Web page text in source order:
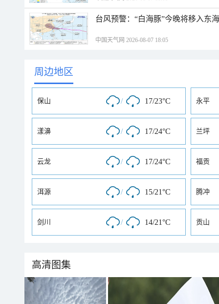
台风预警：“白海豚”今晚将移入东
中国天气网 2026-08-07 18:05
周边地区
保山 / 17/23°C 永平
漾濞 / 17/24°C 兰坪
云龙 / 17/24°C 福贡
洱源 / 15/21°C 腾冲
剑川 / 14/21°C 贡山
高清图集